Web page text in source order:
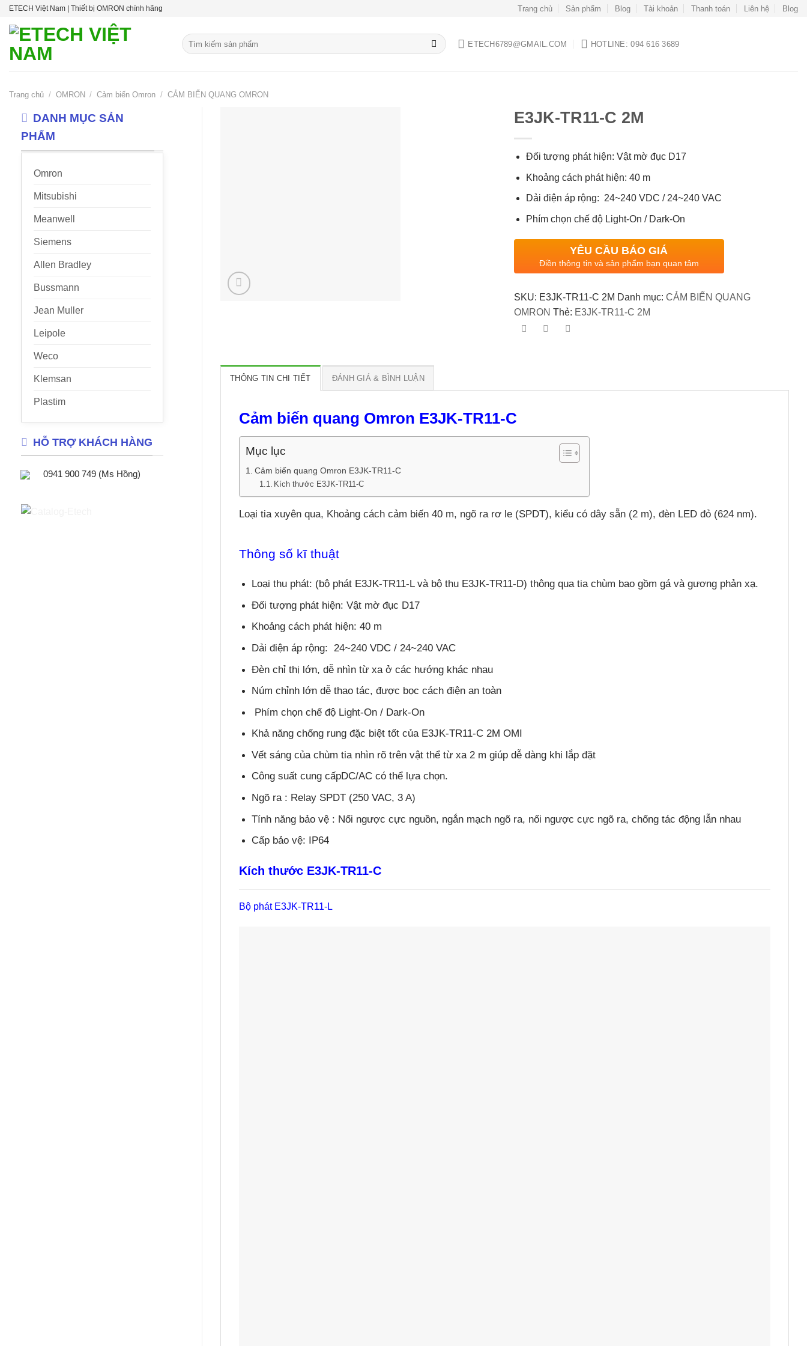
Skip
content
ETECH Việt Nam | Thiết bị OMRON chính hãng Trang chủ Sản phẩm Blog Tài khoản Thanh toán Liên hệ Blog
Tìm
kiếm:
ETECH6789@GMAIL.COM HOTLINE: 094 616 3689
Trang chủ / OMRON / Cảm biến Omron / CẢM BIẾN QUANG OMRON
DANH MỤC SẢN
PHẨM
Omron
Mitsubishi
Meanwell
Siemens
Allen Bradley
Bussmann
Jean Muller
Leipole
Weco
Klemsan
Plastim
HỖ TRỢ KHÁCH HÀNG
0941 900 749 (Ms Hồng)
E3JK-TR11-C 2M
Đối tượng phát hiện: Vật mờ đục D17
Khoảng cách phát hiện: 40 m
Dải điện áp rộng: 24~240 VDC / 24~240 VAC
Phím chọn chế độ Light-On / Dark-On
YÊU CẦU BÁO GIÁ
Điền thông tin và sản phẩm bạn quan tâm
SKU: E3JK-TR11-C 2M Danh mục: CẢM BIẾN QUANG
OMRON Thẻ: E3JK-TR11-C 2M
THÔNG TIN CHI TIẾT ĐÁNH GIÁ & BÌNH LUẬN
Cảm biến quang Omron E3JK-TR11-C
Mục lục
Cảm biến quang Omron E3JK-TR11-C
Kích thước E3JK-TR11-C
Loại tia xuyên qua, Khoảng cách cảm biến 40 m, ngõ ra rơ le (SPDT), kiểu có dây sẵn (2 m), đèn LED đỏ (624 nm).
Thông số kĩ thuật
Loại thu phát: (bộ phát E3JK-TR11-L và bộ thu E3JK-TR11-D) thông qua tia chùm bao gồm gá và gương phản xạ.
Đối tượng phát hiện: Vật mờ đục D17
Khoảng cách phát hiện: 40 m
Dải điện áp rộng: 24~240 VDC / 24~240 VAC
Đèn chỉ thị lớn, dễ nhìn từ xa ở các hướng khác nhau
Núm chỉnh lớn dễ thao tác, được bọc cách điện an toàn
Phím chọn chế độ Light-On / Dark-On
Khả năng chống rung đặc biệt tốt của E3JK-TR11-C 2M OMI
Vết sáng của chùm tia nhìn rõ trên vật thể từ xa 2 m giúp dễ dàng khi lắp đặt
Công suất cung cấpDC/AC có thể lựa chọn.
Ngõ ra : Relay SPDT (250 VAC, 3 A)
Tính năng bảo vệ : Nối ngược cực nguồn, ngắn mạch ngõ ra, nối ngược cực ngõ ra, chống tác động lẫn nhau
Cấp bảo vệ: IP64
Kích thước E3JK-TR11-C
Bộ phát E3JK-TR11-L